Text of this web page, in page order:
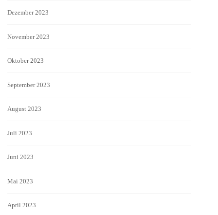
Dezember 2023
November 2023
Oktober 2023
September 2023
August 2023
Juli 2023
Juni 2023
Mai 2023
April 2023